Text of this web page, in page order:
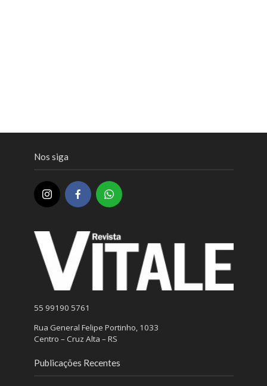
Nos siga
55 99190 5761
Rua General Felipe Portinho, 1033
Centro – Cruz Alta – RS
Publicações Recentes